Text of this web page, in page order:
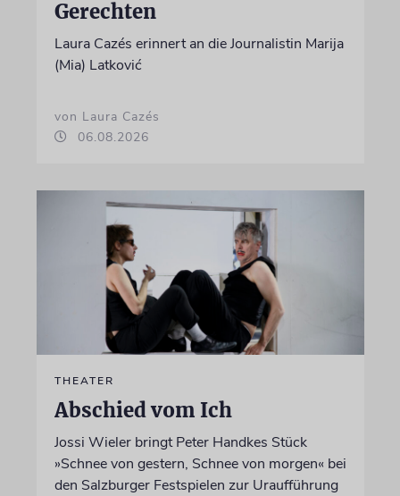
Gerechten
Laura Cazés erinnert an die Journalistin Marija
(Mia) Latković
von Laura Cazés
06.08.2026
THEATER
Abschied vom Ich
Jossi Wieler bringt Peter Handkes Stück
»Schnee von gestern, Schnee von morgen« bei
den Salzburger Festspielen zur Uraufführung